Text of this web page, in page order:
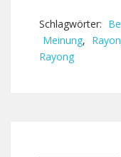
Schlagwörter:
Meinung,
Rayong